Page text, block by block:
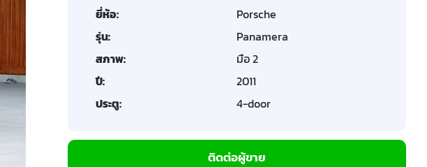
ยี่ห้อ:
Porsche
รุ่น:
Panamera
สภาพ:
มือ 2
ปี:
2011
ประตู:
4-door
ติดต่อผู้ขาย